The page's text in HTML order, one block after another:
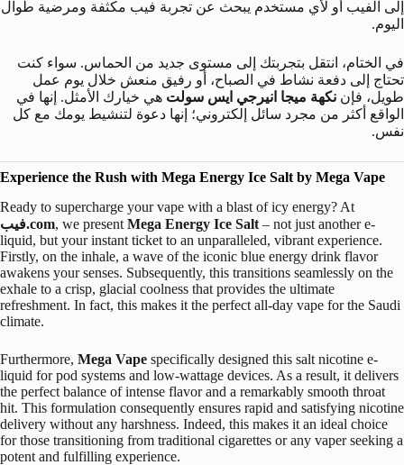
إلى الفيب أو لأي مستخدم يبحث عن تجربة فيب مكثفة ومرضية طوال
اليوم.
في الختام، انتقل بتجربتك إلى مستوى جديد من الحماس. سواء كنت
تحتاج إلى دفعة نشاط في الصباح، أو رفيق منعش خلال يوم عمل
طويل، فإن نكهة ميجا انيرجي ايس سولت هي خيارك الأمثل. إنها في
الواقع أكثر من مجرد سائل إلكتروني؛ إنها دعوة لتنشيط يومك مع كل
نفس.
Experience the Rush with Mega Energy Ice Salt by Mega Vape
Ready to supercharge your vape with a blast of icy energy? At
فيب.com, we present Mega Energy Ice Salt – not just another e-
liquid, but your instant ticket to an unparalleled, vibrant experience.
Firstly, on the inhale, a wave of the iconic blue energy drink flavor
awakens your senses. Subsequently, this transitions seamlessly on the
exhale to a crisp, glacial coolness that provides the ultimate
refreshment. In fact, this makes it the perfect all-day vape for the Saudi
climate.
Furthermore, Mega Vape specifically designed this salt nicotine e-
liquid for pod systems and low-wattage devices. As a result, it delivers
the perfect balance of intense flavor and a remarkably smooth throat
hit. This formulation consequently ensures rapid and satisfying nicotine
delivery without any harshness. Indeed, this makes it an ideal choice
for those transitioning from traditional cigarettes or any vaper seeking a
potent and fulfilling experience.